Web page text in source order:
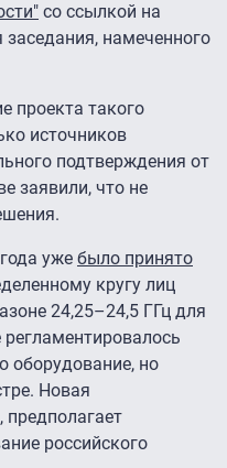
со ссылкой на
намеченного
проекта такого
источников
подтверждения от
заявили, что не
уже было принято
кругу лиц
24,25–24,5 ГГц для
оборудование, но
Новая
российского